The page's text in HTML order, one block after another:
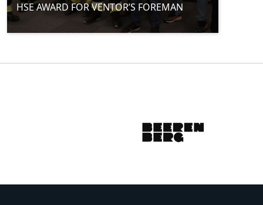
HSE AWARD FOR VENTOR’S FOREMAN